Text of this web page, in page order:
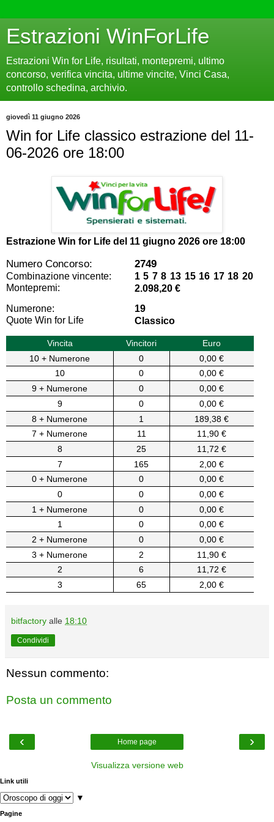
Estrazioni WinForLife
Estrazioni Win for Life, risultati, montepremi, ultimo
concorso, verifica vincita, ultime vincite, Vinci Casa,
controllo schedina, archivio.
giovedì 11 giugno 2026
Win for Life classico estrazione del 11-
06-2026 ore 18:00
Estrazione Win for Life del 11 giugno 2026 ore 18:00
Numero Concorso: 2749
Combinazione vincente:
1 5 7 8 13 15 16 17 18 20
Montepremi:
2.098,20 €
Numerone:
19
Quote Win for Life
Classico
Vincita Vincitori
Euro
10 + Numerone
0
0,00 €
10
0
0,00 €
9 + Numerone
0
0,00 €
9
0
0,00 €
8 + Numerone
1
189,38 €
7 + Numerone
11
11,90 €
8
25
11,72 €
7
165
2,00 €
0 + Numerone
0
0,00 €
0
0
0,00 €
1 + Numerone
0
0,00 €
1
0
0,00 €
2 + Numerone
0
0,00 €
3 + Numerone
2
11,90 €
2
6
11,72 €
3
65 2,00 €
bitfactory alle 18:10
Condividi
Nessun commento:
Posta un commento
‹ ›
Home page
Visualizza versione web
Link utili
▼
Pagine